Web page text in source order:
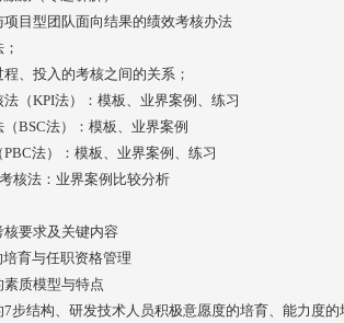
项目型团队面向结果的绩效考核办法
、投入的考核之间的关系；
（KPI法）：模板、业界案例、练习
BSC法）：模板、业界案例
法）：模板、业界案例、练习
核法：业界案例比较分析
要求及关键内容
育与任职资格管理
质模型与特点
步结构、研发技术人员积极意愿度的培育、能力度